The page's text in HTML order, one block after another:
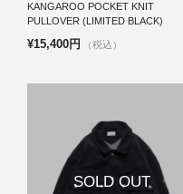
KANGAROO POCKET KNIT
PULLOVER (LIMITED BLACK)
¥15,400円 （税込）
SOLD OUT